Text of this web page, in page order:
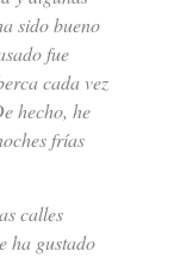
sido bueno
fue
cada vez
hecho, he
frías
calles
ha gustado